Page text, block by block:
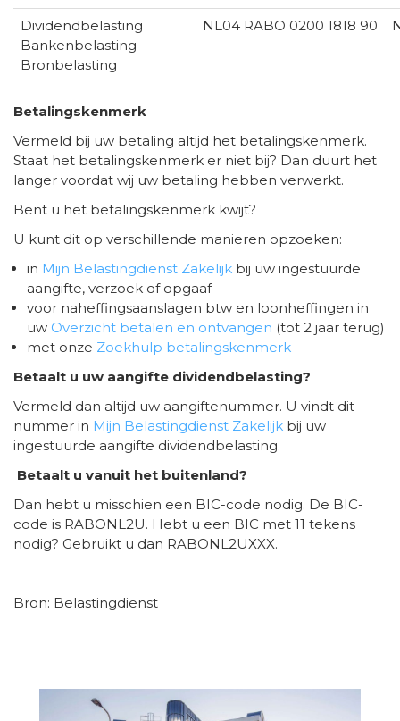
Dividendbelasting
Bankenbelasting
Bronbelasting
NL04 RABO 0200 1818 90
Betalingskenmerk
Vermeld bij uw betaling altijd het betalingskenmerk.
Staat het betalingskenmerk er niet bij? Dan duurt het
langer voordat wij uw betaling hebben verwerkt.
Bent u het betalingskenmerk kwijt?
U kunt dit op verschillende manieren opzoeken:
in Mijn Belastingdienst Zakelijk bij uw ingestuurde
aangifte, verzoek of opgaaf
voor naheffingsaanslagen btw en loonheffingen in
uw Overzicht betalen en ontvangen (tot 2 jaar terug)
met onze Zoekhulp betalingskenmerk
Betaalt u uw aangifte dividendbelasting?
Vermeld dan altijd uw aangiftenummer. U vindt dit
nummer in Mijn Belastingdienst Zakelijk bij uw
ingestuurde aangifte dividendbelasting.
Betaalt u vanuit het buitenland?
Dan hebt u misschien een BIC-code nodig. De BIC-
code is RABONL2U. Hebt u een BIC met 11 tekens
nodig? Gebruikt u dan RABONL2UXXX.
Bron: Belastingdienst